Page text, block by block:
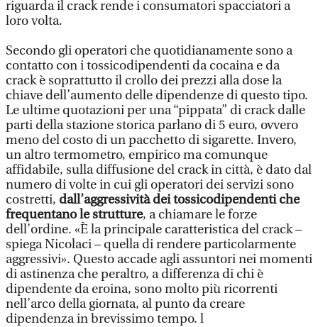
riguarda il crack rende i consumatori spacciatori a
loro volta.
Secondo gli operatori che quotidianamente sono a
contatto con i tossicodipendenti da cocaina e da
crack è soprattutto il crollo dei prezzi alla dose la
chiave dell’aumento delle dipendenze di questo tipo.
Le ultime quotazioni per una “pippata” di crack dalle
parti della stazione storica parlano di 5 euro, ovvero
meno del costo di un pacchetto di sigarette. Invero,
un altro termometro, empirico ma comunque
affidabile, sulla diffusione del crack in città, è dato dal
numero di volte in cui gli operatori dei servizi sono
costretti, dall’aggressività dei tossicodipendenti che
frequentano le strutture, a chiamare le forze
dell’ordine. «È la principale caratteristica del crack –
spiega Nicolaci – quella di rendere particolarmente
aggressivi». Questo accade agli assuntori nei momenti
di astinenza che peraltro, a differenza di chi è
dipendente da eroina, sono molto più ricorrenti
nell’arco della giornata, al punto da creare
dipendenza in brevissimo tempo. l